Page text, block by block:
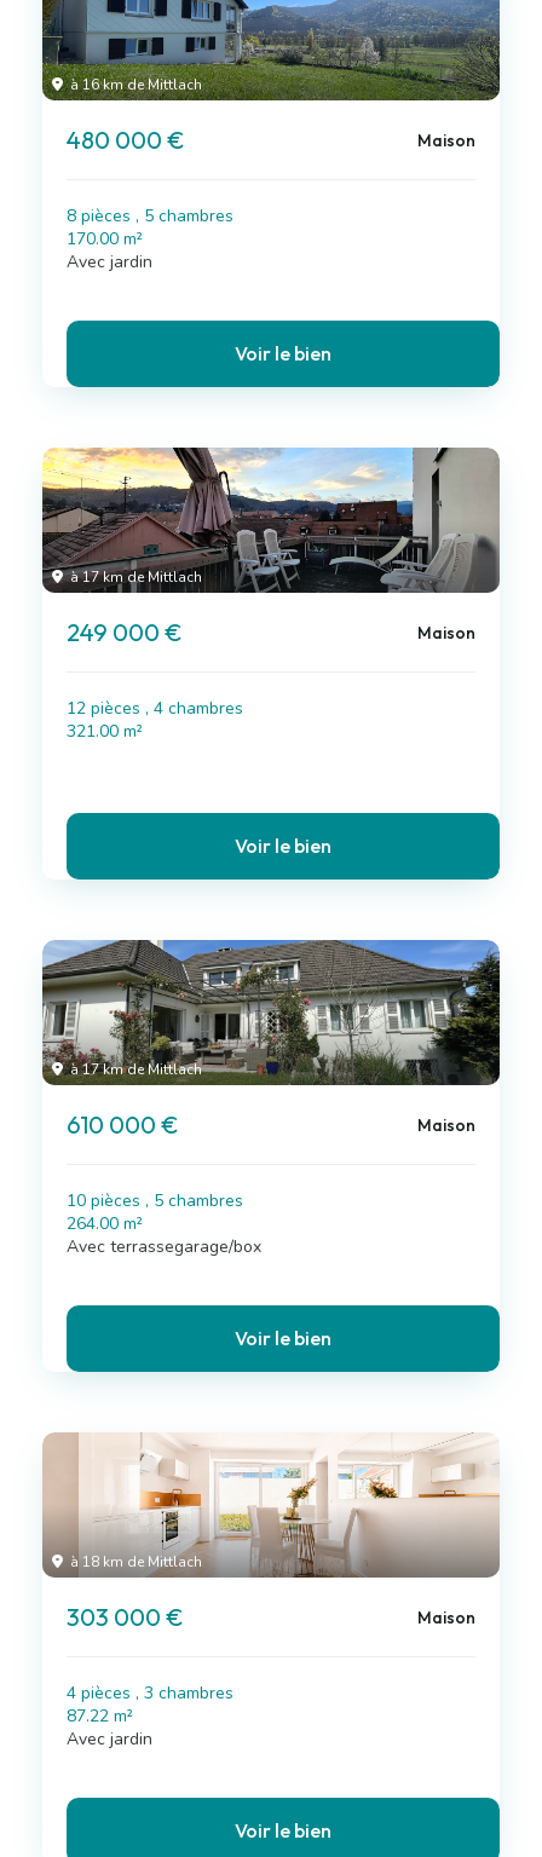
à 16 km de Mittlach
480 000 € Maison
8 pièces , 5 chambres
170.00 m²
Avec jardin
Voir le bien
à 17 km de Mittlach
249 000 € Maison
12 pièces , 4 chambres
321.00 m²
Voir le bien
à 17 km de Mittlach
610 000 € Maison
10 pièces , 5 chambres
264.00 m²
Avec terrassegarage/box
Voir le bien
à 18 km de Mittlach
303 000 € Maison
4 pièces , 3 chambres
87.22 m²
Avec jardin
Voir le bien